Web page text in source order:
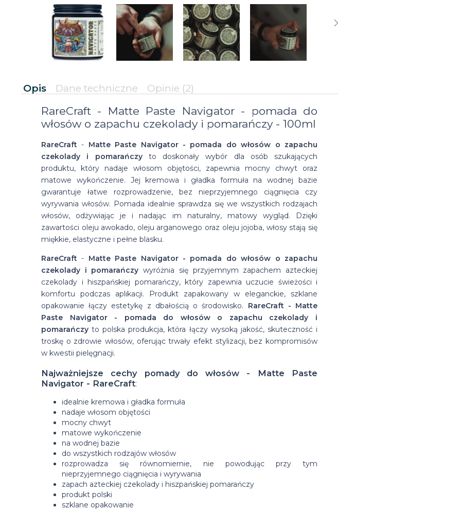
Glinki do
włosów
Matowe
pasty
farbowanych
Przeciwłupieżowe
włosów
Suszarki
na
zimę
Suszarka do
brody
Opis Dane techniczne Opinie (2)
RareCraft - Matte Paste Navigator - pomada do
włosów o zapachu czekolady i pomarańczy - 100ml
RareCraft - Matte Paste Navigator - pomada do włosów o zapachu
czekolady i pomarańczy to doskonały wybór dla osób szukających
produktu, który nadaje włosom objętości, zapewnia mocny chwyt oraz
matowe wykończenie. Jej kremowa i gładka formuła na wodnej bazie
gwarantuje łatwe rozprowadzenie, bez nieprzyjemnego ciągnięcia czy
wyrywania włosów. Pomada idealnie sprawdza się we wszystkich rodzajach
włosów, odżywiając je i nadając im naturalny, matowy wygląd. Dzięki
zawartości oleju awokado, oleju arganowego oraz oleju jojoba, włosy stają się
miękkie, elastyczne i pełne blasku.
RareCraft - Matte Paste Navigator - pomada do włosów o zapachu
czekolady i pomarańczywyróżnia się przyjemnym zapachem azteckiej
czekolady i hiszpańskiej pomarańczy, który zapewnia uczucie świeżości i
komfortu podczas aplikacji. Produkt zapakowany w eleganckie, szklane
opakowanie łączy estetykę z dbałością o środowisko. RareCraft - Matte
Paste Navigator - pomada do włosów o zapachu czekolady i
pomarańczyto polska produkcja, która łączy wysoką jakość, skuteczność i
troskę o zdrowie włosów, oferując trwały efekt stylizacji, bez kompromisów
w kwestii pielęgnacji.
Najważniejsze cechy pomady do włosów - Matte Paste
Navigator - RareCraft:
idealnie kremowa i gładka formuła
nadaje włosom objętości
mocny chwyt
matowe wykończenie
na wodnej bazie
do wszystkich rodzajów włosów
rozprowadza się równomiernie, nie powodując przy tym
nieprzyjemnego ciągnięcia i wyrywania
zapach azteckiej czekolady i hiszpańskiej pomarańczy
produkt polski
szklane opakowanie